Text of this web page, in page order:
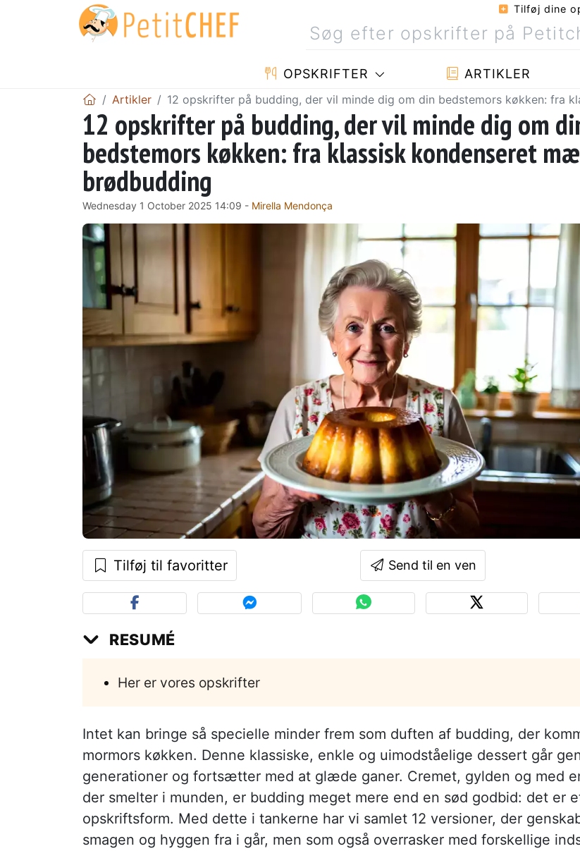
Tilføj dine
OPSKRIFTER ARTIKLER
Artikler 12 opskrifter på budding, der vil minde dig om din bedstemors køkken: fra
12 opskrifter på budding, der vil minde dig om
bedstemors køkken: fra klassisk kondenseret
brødbudding
Wednesday 1 October 2025 14:09 - Mirella Mendonça
Tilføj til favoritter Send til en ven
RESUMÉ
Her er vores opskrifter
Intet kan bringe så specielle minder frem som duften af budding, der
mormors køkken. Denne klassiske, enkle og uimodståelige dessert går
generationer og fortsætter med at glæde ganer. Cremet, gylden og med
der smelter i munden, er budding meget mere end en sød godbid: det er
opskriftsform. Med dette i tankerne har vi samlet 12 versioner, der
smagen og hyggen fra i går, men som også overrasker med forskellige